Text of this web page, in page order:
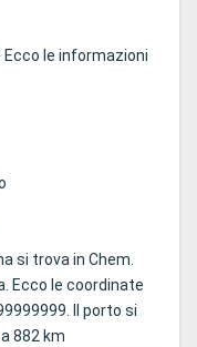
Ecco le informazioni
si trova in Chem.
Ecco le coordinate
Il porto si
882 km